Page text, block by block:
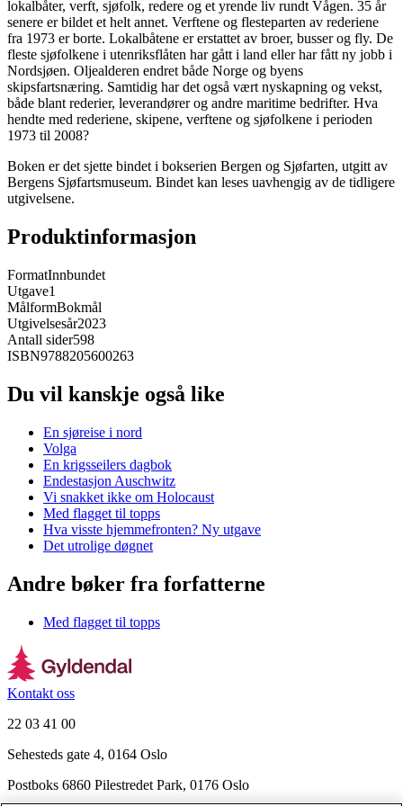
lokalbåter, verft, sjøfolk, redere og et yrende liv rundt Vågen. 35 år
senere er bildet et helt annet. Verftene og flesteparten av rederiene
fra 1973 er borte. Lokalbåtene er erstattet av broer, busser og fly. De
fleste sjøfolkene i utenriksflåten har gått i land eller har fått ny jobb i
Nordsjøen. Oljealderen endret både Norge og byens
skipsfartsnæring. Samtidig har det også vært nyskapning og vekst,
både blant rederier, leverandører og andre maritime bedrifter. Hva
hendte med rederiene, skipene, verftene og sjøfolkene i perioden
1973 til 2008?
Boken er det sjette bindet i bokserien Bergen og Sjøfarten, utgitt av
Bergens Sjøfartsmuseum. Bindet kan leses uavhengig av de tidligere
utgivelsene.
Produktinformasjon
FormatInnbundet
Utgave1
MålformBokmål
Utgivelsesår2023
Antall sider598
ISBN9788205600263
Du vil kanskje også like
En sjøreise i nord
Volga
En krigsseilers dagbok
Endestasjon Auschwitz
Vi snakket ikke om Holocaust
Med flagget til topps
Hva visste hjemmefronten? Ny utgave
Det utrolige døgnet
Andre bøker fra forfatterne
Med flagget til topps
Kontakt oss
22 03 41 00
Sehesteds gate 4, 0164 Oslo
Postboks 6860 Pilestredet Park, 0176 Oslo